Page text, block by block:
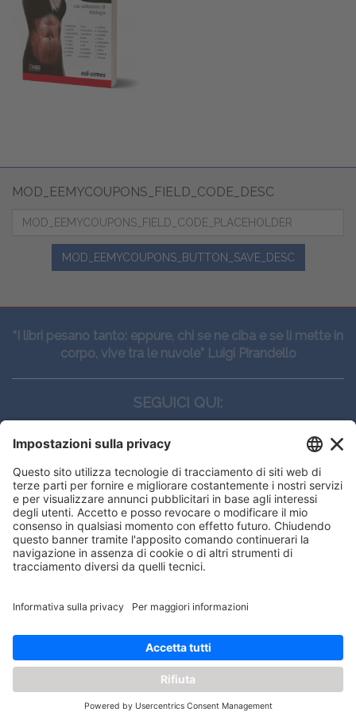
you get the best experience on our
Got it!
MOD_EEMYCOUPONS_FIELD_CODE_DESC
MOD_EEMYCOUPONS_BUTTON_SAVE_DESC
“I libri pesano tanto: eppure, chi se ne ciba e se li mette in
corpo, vive tra le nuvole” Luigi Pirandello
SEGUICI QUI:
CONTATTI
Edi.Ermes srl
Viale E. Forlanini, 21 - 20134, Milano
(+39)027021121
E-mail:eeinfo@eenet.it
ORARI
Lunedì — Giovedì: - 08:30 - 13:00 – 14:00 - 17:30
Venerdì: - 08:30 - 13:00 – 14:00 - 16:00